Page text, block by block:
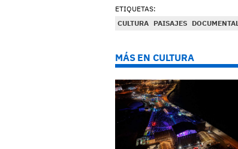
ETIQUETAS:
CULTURA PAISAJES
MÁS EN CULTURA